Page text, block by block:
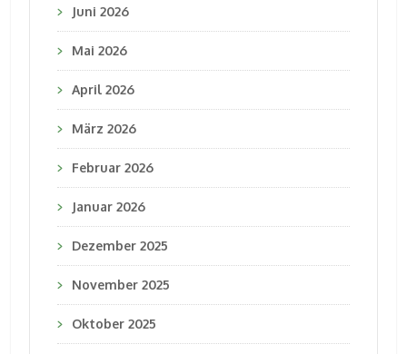
Juni 2026
Mai 2026
April 2026
März 2026
Februar 2026
Januar 2026
Dezember 2025
November 2025
Oktober 2025